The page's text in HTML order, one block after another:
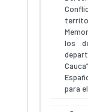
los
para